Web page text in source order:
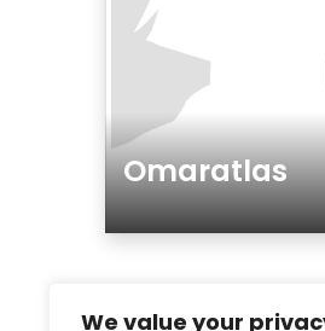
We value your
Omaratlas